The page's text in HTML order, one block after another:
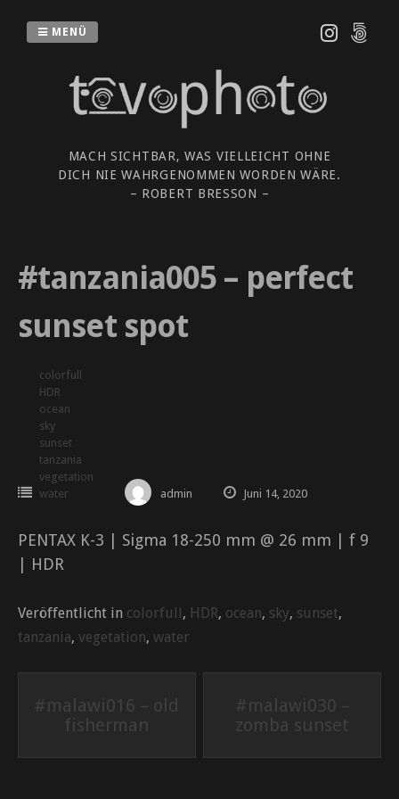
Inhalt
MACH SICHTBAR, WAS VIELLEICHT OHNE
DICH NIE WAHRGENOMMEN WORDEN WÄRE.
– ROBERT BRESSON –
MENÜ
#tanzania005 – perfect
sunset spot
colorfull
HDR
ocean
sky
sunset
tanzania
vegetation
water
admin Juni 14, 2020
PENTAX K-3 | Sigma 18-250 mm @ 26 mm | f 9
| HDR
Veröffentlicht in colorfull , HDR, ocean, sky, sunset,
tanzania, vegetation, water
Beitrags-
Navigation
#malawi016 – old
fisherman
#malawi030 –
zomba sunset